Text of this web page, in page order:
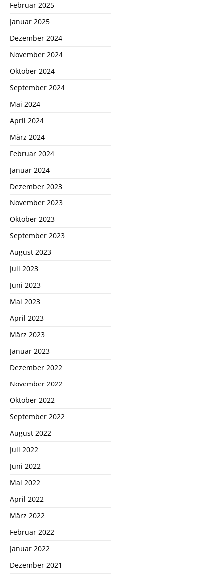
Februar 2025
Januar 2025
Dezember 2024
November 2024
Oktober 2024
September 2024
Mai 2024
April 2024
März 2024
Februar 2024
Januar 2024
Dezember 2023
November 2023
Oktober 2023
September 2023
August 2023
Juli 2023
Juni 2023
Mai 2023
April 2023
März 2023
Januar 2023
Dezember 2022
November 2022
Oktober 2022
September 2022
August 2022
Juli 2022
Juni 2022
Mai 2022
April 2022
März 2022
Februar 2022
Januar 2022
Dezember 2021